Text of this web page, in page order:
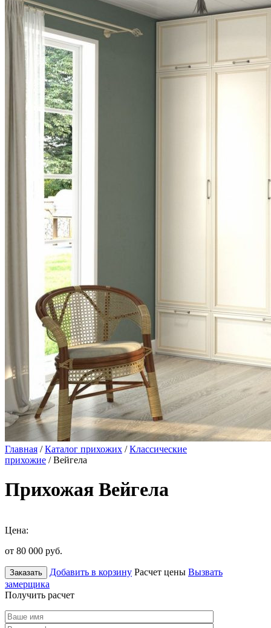
Главная /Каталог прихожих /Классические
прихожие / Вейгела
Прихожая Вейгела
Цена:
от 80 000 руб.
Заказать Добавить в корзину Расчет цены Вызвать
замерщика
Получить расчет